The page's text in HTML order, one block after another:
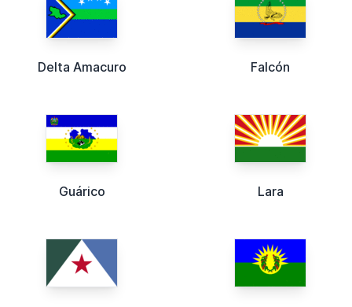
Delta Amacuro Falcón
Guárico Lara